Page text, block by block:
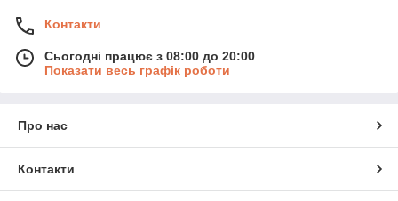
Контакти
Сьогодні працює з 08:00 до 20:00
Показати весь графік роботи
Про нас
Контакти